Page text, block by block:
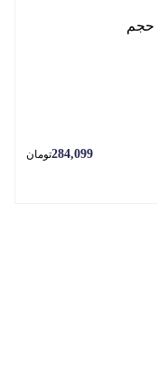
284,099تومان